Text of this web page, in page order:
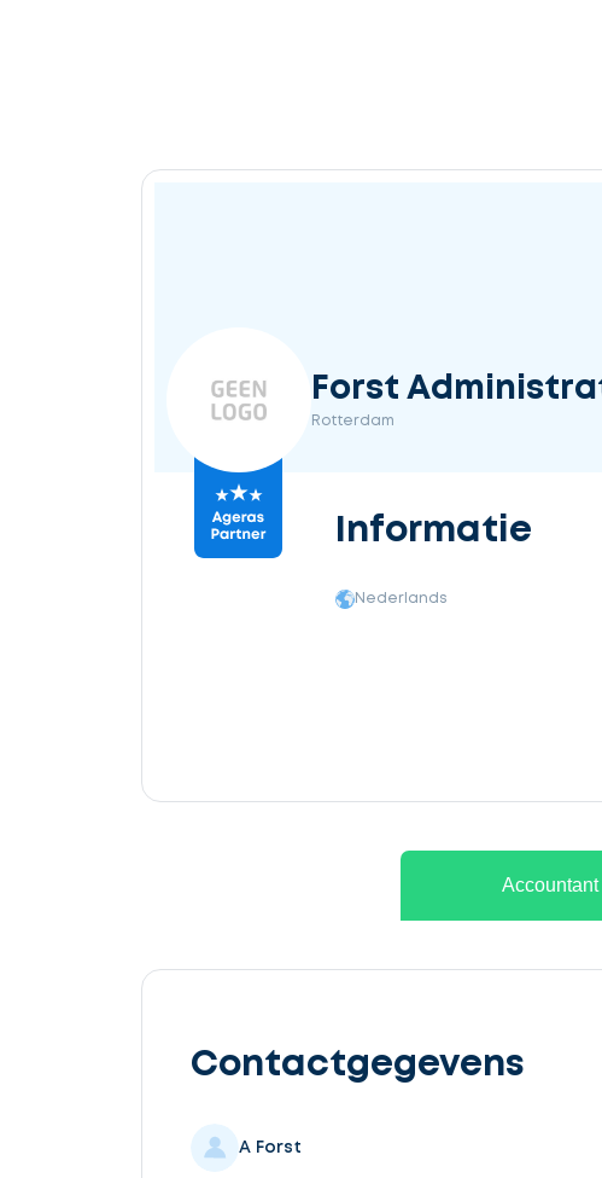
Forst
Rotterdam
Informatie
Nederlands
Contactgegevens
A Forst